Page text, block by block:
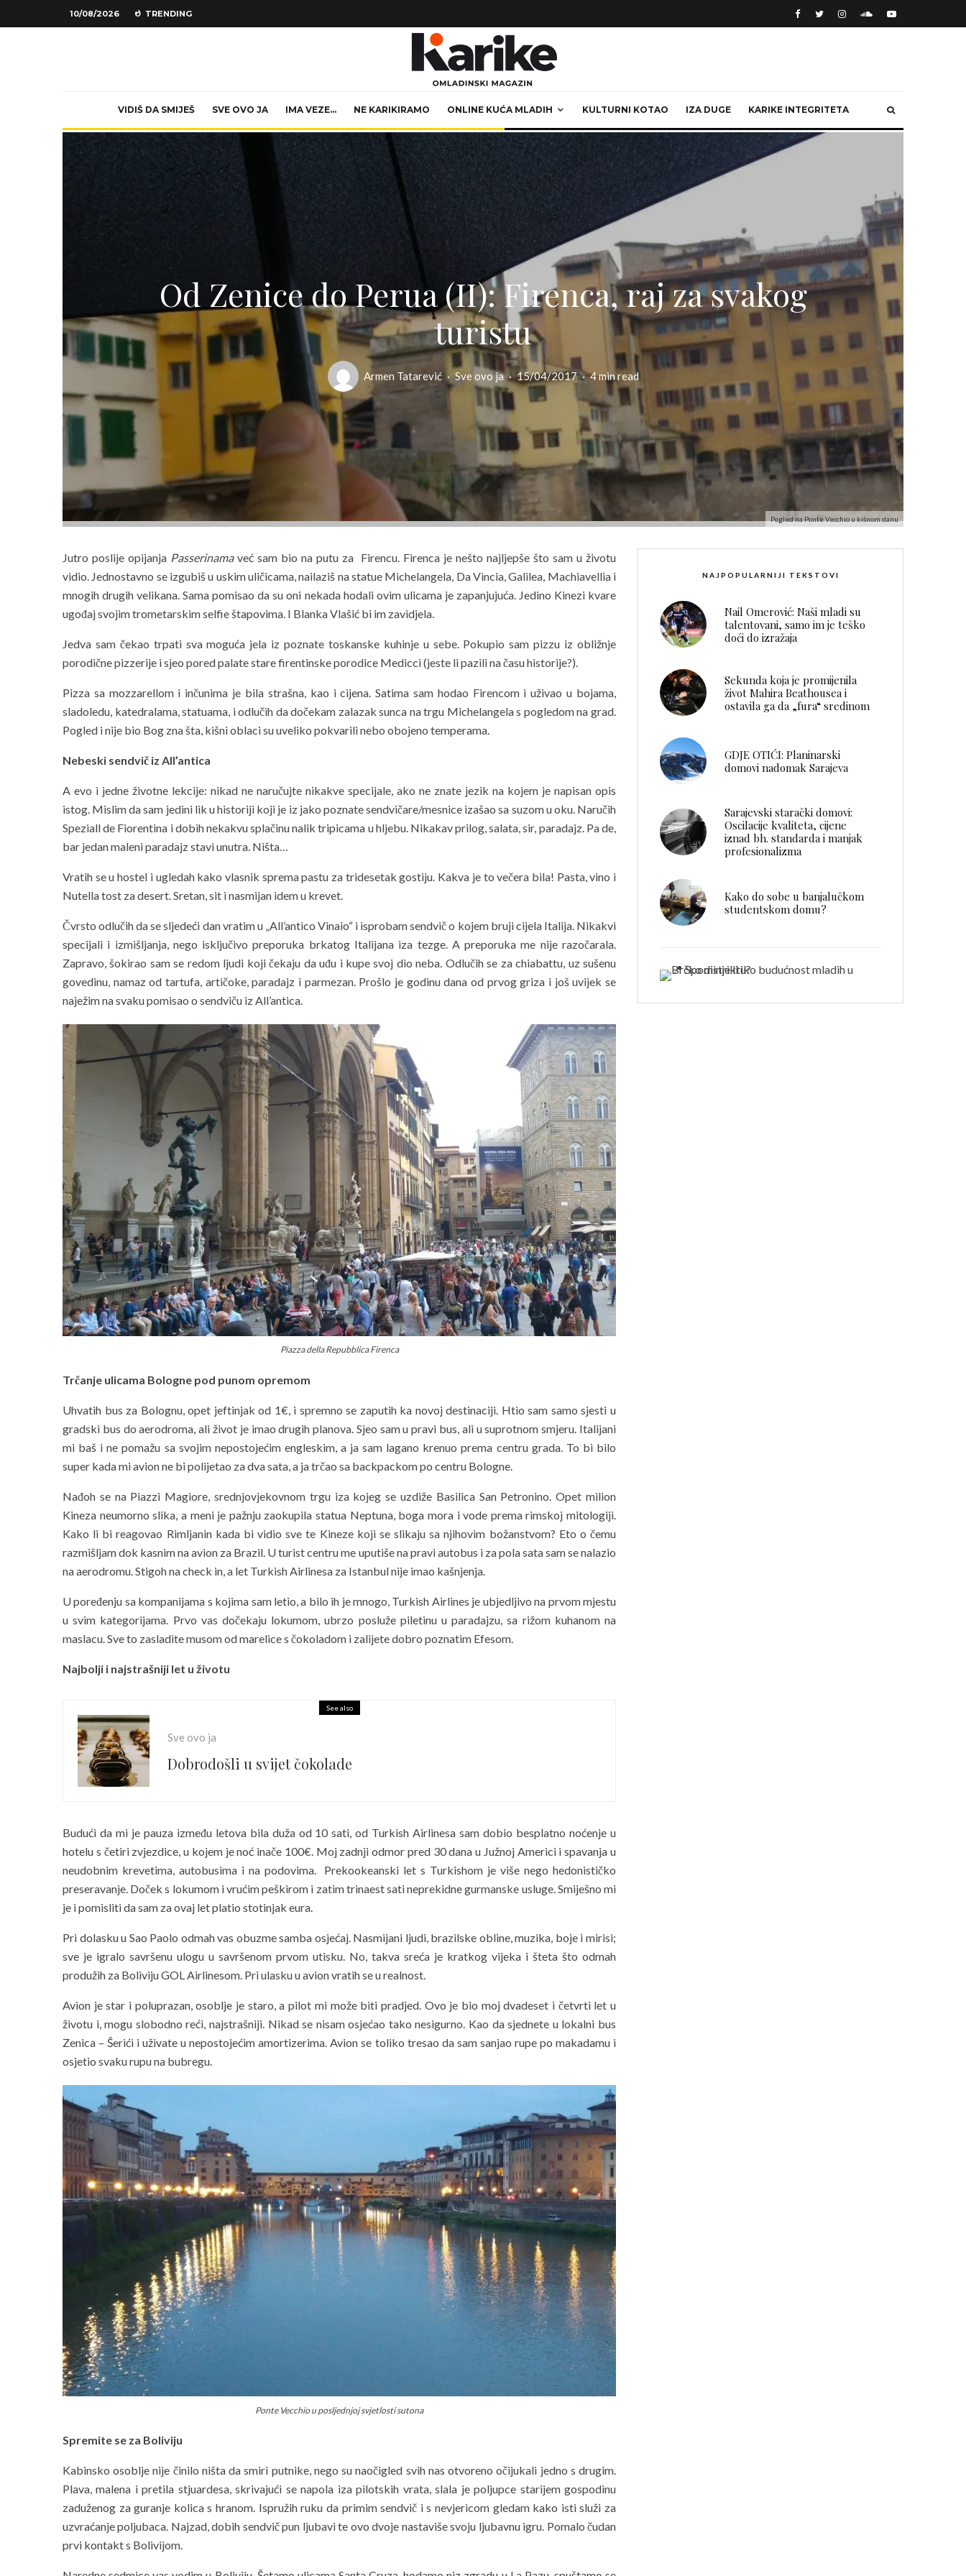
10/08/2026 TRENDING
VIDIŠ DA SMIJEŠ SVE OVO JA IMA VEZE… NE KARIKIRAMO ONLINE KUĆA MLADIH KULTURNI KOTAO IZA DUGE KARIKE INTEGRITETA
Pogled na Ponte Vecchio u kišnom danu
Od Zenice do Perua (II): Firenca, raj za svakog
turistu
Armen Tatarević · Sve ovo ja · 15/04/2017 · 4 min read
Jutro poslije opijanja Passerinamaveć sam bio na putu za Firencu. Firenca je nešto najljepše što sam u životu
vidio. Jednostavno se izgubiš u uskim uličicama, nailaziš na statue Michelangela, Da Vincia, Galilea, Machiavellia i
mnogih drugih velikana. Sama pomisao da su oni nekada hodali ovim ulicama je zapanjujuća. Jedino Kinezi kvare
ugođaj svojim trometarskim selfie štapovima. I Blanka Vlašić bi im zavidjela.
Jedva sam čekao trpati sva moguća jela iz poznate toskanske kuhinje u sebe. Pokupio sam pizzu iz obližnje
porodične pizzerije i sjeo pored palate stare firentinske porodice Medicci (jeste li pazili na času historije?).
Pizza sa mozzarellom i inčunima je bila strašna, kao i cijena. Satima sam hodao Firencom i uživao u bojama,
sladoledu, katedralama, statuama, i odlučih da dočekam zalazak sunca na trgu Michelangela s pogledom na grad.
Pogled i nije bio Bog zna šta, kišni oblaci su uveliko pokvarili nebo obojeno temperama.
Nebeski sendvič iz All’antica
A evo i jedne životne lekcije: nikad ne naručujte nikakve specijale, ako ne znate jezik na kojem je napisan opis
istog. Mislim da sam jedini lik u historiji koji je iz jako poznate sendvičare/mesnice izašao sa suzom u oku. Naručih
Speziall de Fiorentina i dobih nekakvu splačinu nalik tripicama u hljebu. Nikakav prilog, salata, sir, paradajz. Pa de,
bar jedan maleni paradajz stavi unutra. Ništa…
Vratih se u hostel i ugledah kako vlasnik sprema pastu za tridesetak gostiju. Kakva je to večera bila! Pasta, vino i
Nutella tost za desert. Sretan, sit i nasmijan idem u krevet.
Čvrsto odlučih da se sljedeći dan vratim u „All’antico Vinaio“ i isprobam sendvič o kojem bruji cijela Italija. Nikakvi
specijali i izmišljanja, nego isključivo preporuka brkatog Italijana iza tezge. A preporuka me nije razočarala.
Zapravo, šokirao sam se redom ljudi koji čekaju da uđu i kupe svoj dio neba. Odlučih se za chiabattu, uz sušenu
govedinu, namaz od tartufa, artičoke, paradajz i parmezan. Prošlo je godinu dana od prvog griza i još uvijek se
naježim na svaku pomisao o sendviču iz All’antica.
Piazza della Repubblica Firenca
Trčanje ulicama Bologne pod punom opremom
Uhvatih bus za Bolognu, opet jeftinjak od 1€, i spremno se zaputih ka novoj destinaciji. Htio sam samo sjesti u
gradski bus do aerodroma, ali život je imao drugih planova. Sjeo sam u pravi bus, ali u suprotnom smjeru. Italijani
mi baš i ne pomažu sa svojim nepostojećim engleskim, a ja sam lagano krenuo prema centru grada. To bi bilo
super kada mi avion ne bi polijetao za dva sata, a ja trčao sa backpackom po centru Bologne.
Nađoh se na Piazzi Magiore, srednjovjekovnom trgu iza kojeg se uzdiže Basilica San Petronino. Opet milion
Kineza neumorno slika, a meni je pažnju zaokupila statua Neptuna, boga mora i vode prema rimskoj mitologiji.
Kako li bi reagovao Rimljanin kada bi vidio sve te Kineze koji se slikaju sa njihovim božanstvom? Eto o čemu
razmišljam dok kasnim na avion za Brazil. U turist centru me uputiše na pravi autobus i za pola sata sam se nalazio
na aerodromu. Stigoh na check in, a let Turkish Airlinesa za Istanbul nije imao kašnjenja.
U poređenju sa kompanijama s kojima sam letio, a bilo ih je mnogo, Turkish Airlines je ubjedljivo na prvom mjestu
u svim kategorijama. Prvo vas dočekaju lokumom, ubrzo posluže piletinu u paradajzu, sa rižom kuhanom na
maslacu. Sve to zasladite musom od marelice s čokoladom i zalijete dobro poznatim Efesom.
Najbolji i najstrašniji let u životu
See also
Sve ovo ja
Dobrodošli u svijet čokolade
Budući da mi je pauza između letova bila duža od 10 sati, od Turkish Airlinesa sam dobio besplatno noćenje u
hotelu s četiri zvjezdice, u kojem je noć inače 100€. Moj zadnji odmor pred 30 dana u Južnoj Americi i spavanja u
neudobnim krevetima, autobusima i na podovima. Prekookeanski let s Turkishom je više nego hedonističko
preseravanje. Doček s lokumom i vrućim peškirom i zatim trinaest sati neprekidne gurmanske usluge. Smiješno mi
je i pomisliti da sam za ovaj let platio stotinjak eura.
Pri dolasku u Sao Paolo odmah vas obuzme samba osjećaj. Nasmijani ljudi, brazilske obline, muzika, boje i mirisi;
sve je igralo savršenu ulogu u savršenom prvom utisku. No, takva sreća je kratkog vijeka i šteta što odmah
produžih za Boliviju GOL Airlinesom. Pri ulasku u avion vratih se u realnost.
Avion je star i poluprazan, osoblje je staro, a pilot mi može biti pradjed. Ovo je bio moj dvadeset i četvrti let u
životu i, mogu slobodno reći, najstrašniji. Nikad se nisam osjećao tako nesigurno. Kao da sjednete u lokalni bus
Zenica – Šerići i uživate u nepostojećim amortizerima. Avion se toliko tresao da sam sanjao rupe po makadamu i
osjetio svaku rupu na bubregu.
Ponte Vecchio u posljednjoj svjetlosti sutona
Spremite se za Boliviju
Kabinsko osoblje nije činilo ništa da smiri putnike, nego su naočigled svih nas otvoreno očijukali jedno s drugim.
Plava, malena i pretila stjuardesa, skrivajući se napola iza pilotskih vrata, slala je poljupce starijem gospodinu
zaduženog za guranje kolica s hranom. Ispružih ruku da primim sendvič i s nevjericom gledam kako isti služi za
uzvraćanje poljubaca. Najzad, dobih sendvič pun ljubavi te ovo dvoje nastaviše svoju ljubavnu igru. Pomalo čudan
prvi kontakt s Bolivijom.
NAJPOPULARNIJI TEKSTOVI
Nail Omerović: Naši mladi su
talentovani, samo im je teško
doći do izražaja
Sekunda koja je promijenila
život Mahira Beathousea i
ostavila ga da „fura“ sredinom
GDJE OTIĆI: Planinarski
domovi nadomak Sarajeva
Sarajevski starački domovi:
Oscilacije kvaliteta, cijene
iznad bh. standarda i manjak
profesionalizma
Kako do sobe u banjalučkom
studentskom domu?